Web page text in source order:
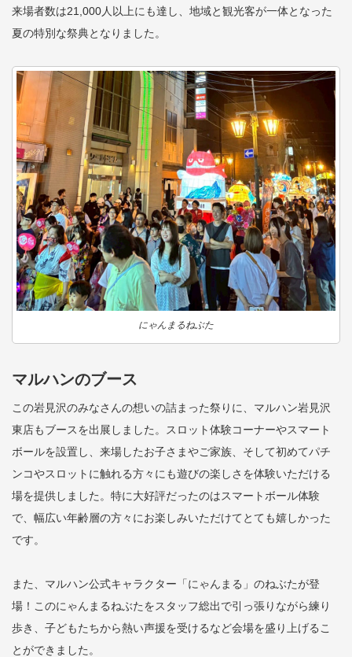
来場者数は21,000人以上にも達し、地域と観光客が一体となった
夏の特別な祭典となりました。
にゃんまるねぶた
マルハンのブース
この岩見沢のみなさんの想いの詰まった祭りに、マルハン岩見沢
東店もブースを出展しました。スロット体験コーナーやスマート
ボールを設置し、来場したお子さまやご家族、そして初めてパチ
ンコやスロットに触れる方々にも遊びの楽しさを体験いただける
場を提供しました。特に大好評だったのはスマートボール体験
で、幅広い年齢層の方々にお楽しみいただけてとても嬉しかった
です。
また、マルハン公式キャラクター「にゃんまる」のねぶたが登
場！このにゃんまるねぶたをスタッフ総出で引っ張りながら練り
歩き、子どもたちから熱い声援を受けるなど会場を盛り上げるこ
とができました。